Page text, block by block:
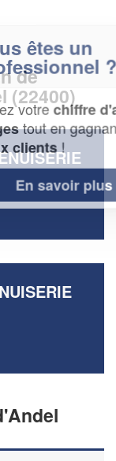
de
(22400)
?
d'affaireset
de